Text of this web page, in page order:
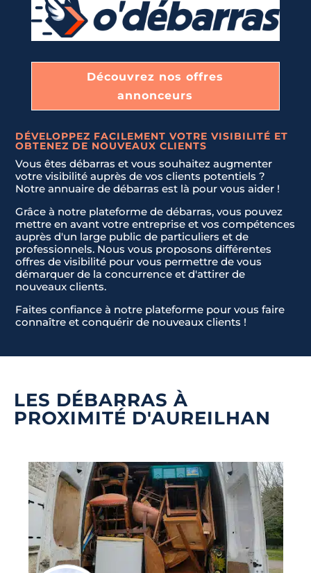
Découvrez nos offres
annonceurs
DÉVELOPPEZ FACILEMENT VOTRE VISIBILITÉ ET
OBTENEZ DE NOUVEAUX CLIENTS
Vous êtes débarras et vous souhaitez augmenter
votre visibilité auprès de vos clients potentiels ?
Notre annuaire de débarras est là pour vous aider !
Grâce à notre plateforme de débarras, vous pouvez
mettre en avant votre entreprise et vos compétences
auprès d'un large public de particuliers et de
professionnels. Nous vous proposons différentes
offres de visibilité pour vous permettre de vous
démarquer de la concurrence et d'attirer de
nouveaux clients.
Faites confiance à notre plateforme pour vous faire
connaître et conquérir de nouveaux clients !
LES DÉBARRAS À
PROXIMITÉ D'AUREILHAN
DÉBLAIEMENT DE CAVES, GARAGES, ET GRENIERS
JE NE SAIS PAS
e
d
s
1
Envoyer la demande